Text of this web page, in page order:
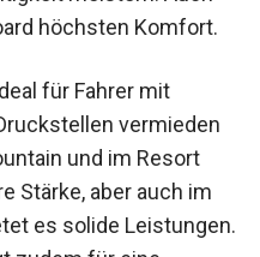
meistern. Auch
für Fahrer mit
Big Mountain und
wahre Stärke,
Straße bietet es